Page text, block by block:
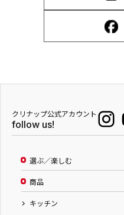
クリナップ公式アカウント
follow us!
選ぶ／楽しむ
商品
キッチン